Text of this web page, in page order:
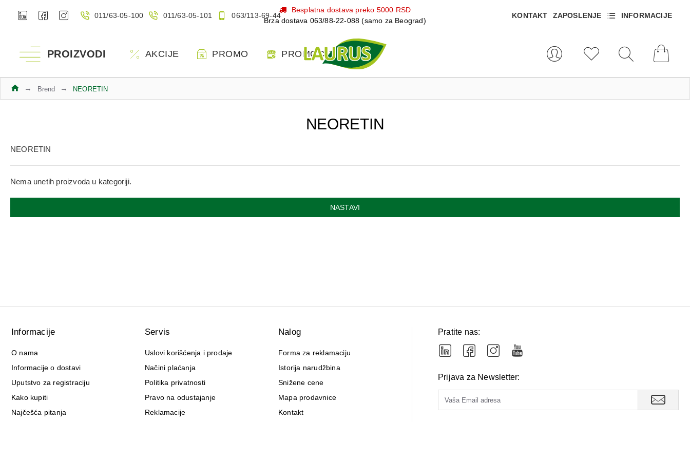
011/63-05-100 011/63-05-101 063/113-69-44
Besplatna dostava preko 5000 RSD
Brza dostava 063/88-22-088 (samo za Beograd)
KONTAKT ZAPOSLENJE INFORMACIJE
PROIZVODI AKCIJE PROMO PROMOCIJE
Brend NEORETIN
NEORETIN
NEORETIN
Nema unetih proizvoda u kategoriji.
NASTAVI
Informacije
O nama
Informacije o dostavi
Uputstvo za registraciju
Kako kupiti
Najčešća pitanja
Servis
Uslovi korišćenja i prodaje
Načini plaćanja
Politika privatnosti
Pravo na odustajanje
Reklamacije
Nalog
Forma za reklamaciju
Istorija narudžbina
Snižene cene
Mapa prodavnice
Kontakt
Pratite nas:
Prijava za Newsletter: